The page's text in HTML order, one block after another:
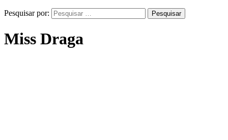
Pesquisar por:
Miss Draga